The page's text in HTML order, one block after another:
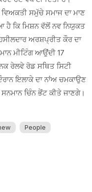
ਵਿਅਕਤੀ ਸਮੁੱਚੇ ਸਮਾਜ ਦਾ ਮਾਣ
ਹੈ ਕਿ ਮਿਸ਼ਨ ਵੱਲੋਂ ਨਵ ਨਿਯੁਕਤ
ਅਰਸ਼ਪ੍ਰੀਤ ਕੌਰ ਦਾ
ਮੀਟਿੰਗ ਆਉਂਦੀ 17
ਰੇਲਵੇ ਰੋਡ ਸਥਿਤ ਸਿਟੀ
ਇਲਾਕੇ ਦਾ ਨਾਂਅ ਚਮਕਾਉਣ
ਸਨਮਾਨ ਚਿੰਨ ਭੇਂਟ ਕੀਤੇ ਜਾਣਗੇ।
People